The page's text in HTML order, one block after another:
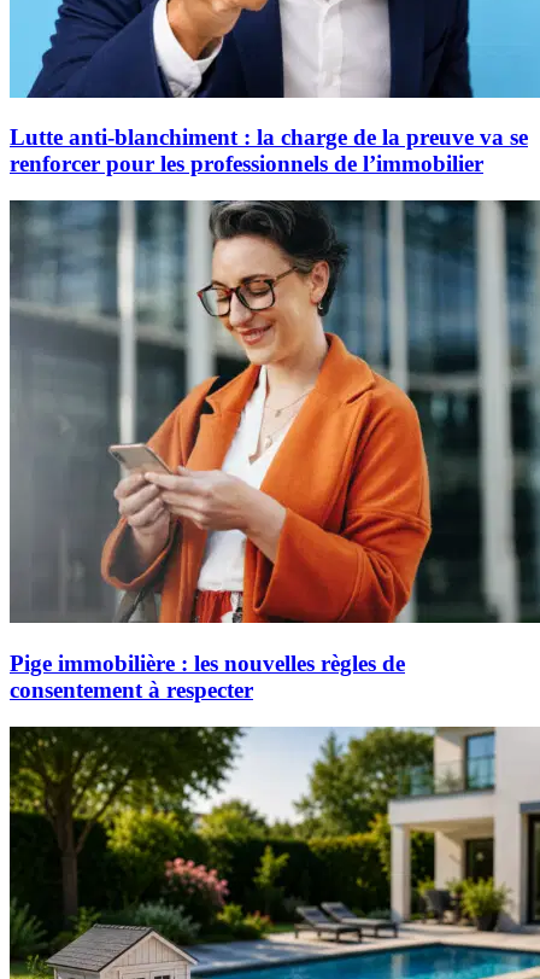
Lutte anti-blanchiment : la charge de la preuve va se
renforcer pour les professionnels de l’immobilier
Pige immobilière : les nouvelles règles de
consentement à respecter